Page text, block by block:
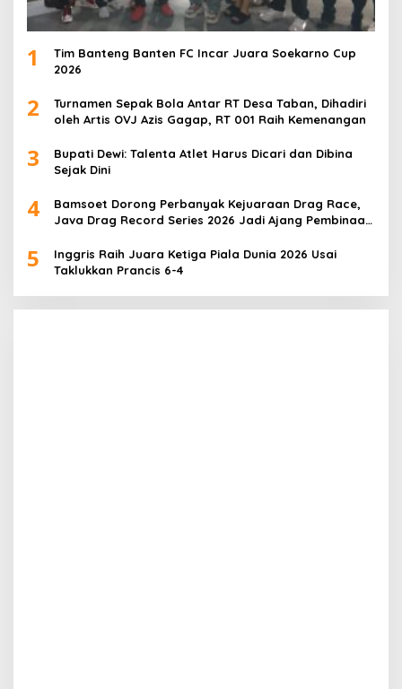
1
Tim Banteng Banten FC Incar Juara Soekarno Cup
2026
2
Turnamen Sepak Bola Antar RT Desa Taban, Dihadiri
oleh Artis OVJ Azis Gagap, RT 001 Raih Kemenangan
3
Bupati Dewi: Talenta Atlet Harus Dicari dan Dibina
Sejak Dini
4
Bamsoet Dorong Perbanyak Kejuaraan Drag Race,
Java Drag Record Series 2026 Jadi Ajang Pembinaan
5
Inggris Raih Juara Ketiga Piala Dunia 2026 Usai
Taklukkan Prancis 6-4